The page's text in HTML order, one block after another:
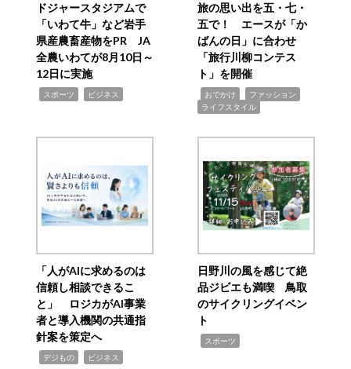
ドジャースタジアムで
「いわて牛」など岩手
県産農畜産物をPR JA
全農いわてが8月10日～
12日に実施
スポーツ ビジネス
旅の思い出を五・七・
五で！ エースが「か
ばんの日」に合わせ
「旅行川柳コンテス
ト」を開催
おでかけ ファッション
ライフスタイル
「人がAIに求めるのは
信頼し相談できるこ
と」 ロジカがAI事業
者と導入機関の共通指
針案を策定へ
デジもの ビジネス
日野川の風を感じて絶
品ジビエも満喫 鳥取
のサイクリングイベン
ト
スポーツ